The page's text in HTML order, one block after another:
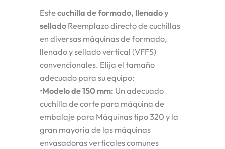
Estecuchilla de formado, llenado y
sellado Reemplazo directo de cuchillas
en diversas máquinas de formado,
llenado y sellado vertical (VFFS)
convencionales. Elija el tamaño
adecuado para su equipo:
•Modelo de 150 mm: Un adecuado
cuchilla de corte para máquina de
embalaje para Máquinas tipo 320 y la
gran mayoría de las máquinas
envasadoras verticales comunes